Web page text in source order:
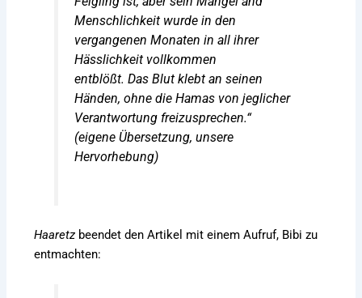
Menschlichkeit wurde in den
vergangenen Monaten in all ihrer
Hässlichkeit vollkommen
entblößt. Das Blut klebt an seinen
Händen, ohne die Hamas von jeglicher
Verantwortung freizusprechen.“
(eigene Übersetzung, unsere
Hervorhebung)
Haaretz beendet den Artikel mit einem Aufruf, Bibi zu
entmachten: